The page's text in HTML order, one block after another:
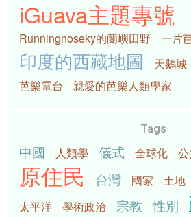
iGuava主題專號
Runningnoseky的蘭嶼田野 一片
印度的西藏地圖 天鵝城
芭樂電台
親愛的芭樂人類學家
Tags
中國 人類學 儀式 全球化
原住民 台灣 國家 土地
太平洋 學術政治 宗教 性別